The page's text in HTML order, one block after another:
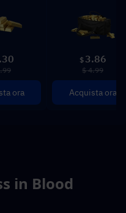
ora
$ 3.86
$ 4.99
Acquista ora
in Blood